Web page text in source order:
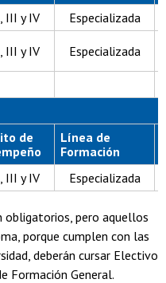
III y IV
Especializada
III y IV Especializada
de
Línea de
Formación
III y IV Especializada
obligatorios, pero aquellos
porque cumplen con las
deberán cursar Electivo
Formación General.